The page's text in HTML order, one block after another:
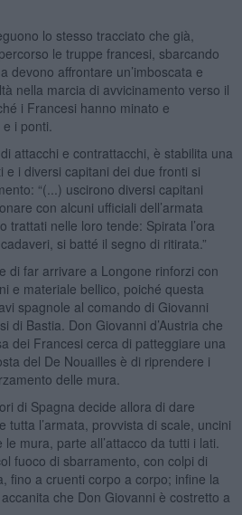
lo stesso tracciato che già,
le truppe francesi, sbarcando
devono affrontare un’imboscata e
nella marcia di avvicinamento verso il
i Francesi hanno minato e
i ponti.
attacchi e contrattacchi, è stabilita una
i diversi capitani dei due fronti si
“(...) uscirono diversi capitani
con alcuni ufficiali dell’armata
trattati nelle loro tende: Spirata l’ora
si batté il segno di ritirata.”
di far arrivare a Longone rinforzi con
e materiale bellico, poiché questa
spagnole al comando di Giovanni
di Bastia. Don Giovanni d’Austria che
dei Francesi cerca di patteggiare una
del De Nouailles è di riprendere i
delle mura.
di Spagna decide allora di dare
tutta l’armata, provvista di scale, uncini
mura, parte all’attacco da tutti i lati.
fuoco di sbarramento, con colpi di
fino a cruenti corpo a corpo; infine la
che Don Giovanni è costretto a